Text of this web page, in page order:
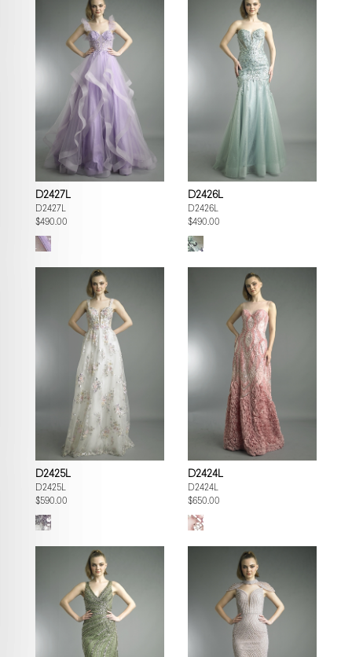
D2427L
D2427L
$490.00
D2426L
D2426L
$490.00
D2425L
D2425L
$590.00
D2424L
D2424L
$650.00